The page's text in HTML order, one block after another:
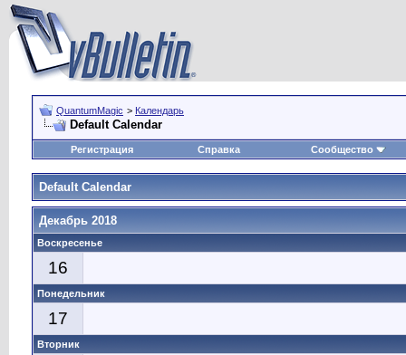
QuantumMagic > Календарь
Default Calendar
Регистрация Справка Сообщество
Default Calendar
Декабрь 2018
Воскресенье
16
Понедельник
17
Вторник